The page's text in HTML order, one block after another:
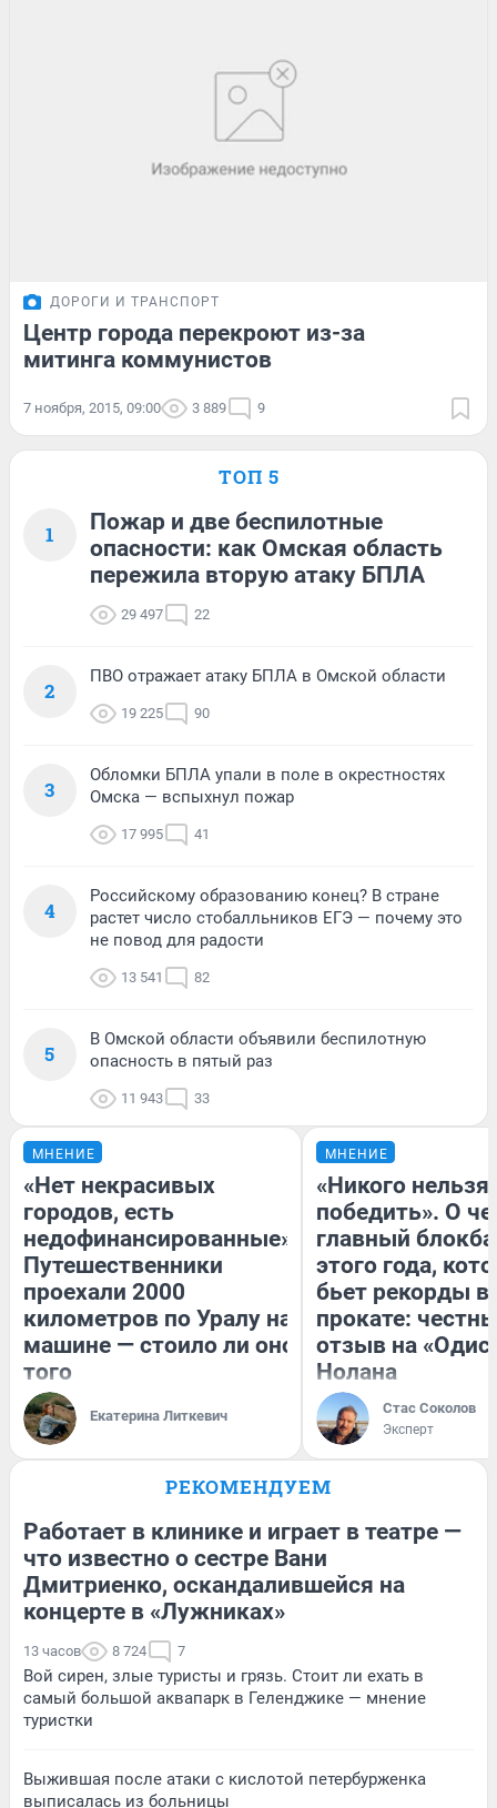
ДОРОГИ И ТРАНСПОРТ
Центр города перекроют из-за
митинга коммунистов
7 ноября, 2015, 09:00 3 889 9
ТОП 5
1
Пожар и две беспилотные
опасности: как Омская область
пережила вторую атаку БПЛА
29 497 22
2
ПВО отражает атаку БПЛА в Омской области
19 225 90
3
Обломки БПЛА упали в поле в окрестностях
Омска — вспыхнул пожар
17 995 41
4
Российскому образованию конец? В стране
растет число стобалльников ЕГЭ — почему это
не повод для радости
13 541 82
5
В Омской области объявили беспилотную
опасность в пятый раз
11 943 33
МНЕНИЕ
«Нет некрасивых
городов, есть
недофинансированные».
Путешественники
проехали 2000
километров по Уралу на
машине — стоило ли оно
того
Екатерина Литкевич
МНЕНИЕ
«Никого нельзя
победить». О
главный
этого года,
бьет рекорды в
прокате:
отзыв на
Нолана
Стас Соколов
Эксперт
РЕКОМЕНДУЕМ
Работает в клинике и играет в театре —
что известно о сестре Вани
Дмитриенко, оскандалившейся на
концерте в «Лужниках»
13 часов 8 724 7
Вой сирен, злые туристы и грязь. Стоит ли ехать в
самый большой аквапарк в Геленджике — мнение
туристки
Выжившая после атаки с кислотой петербурженка
выписалась из больницы